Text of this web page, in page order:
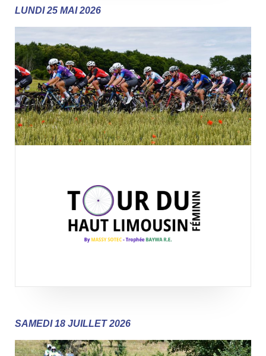
LUNDI 25 MAI 2026
SAMEDI 18 JUILLET 2026